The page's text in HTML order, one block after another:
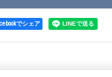
でシェア